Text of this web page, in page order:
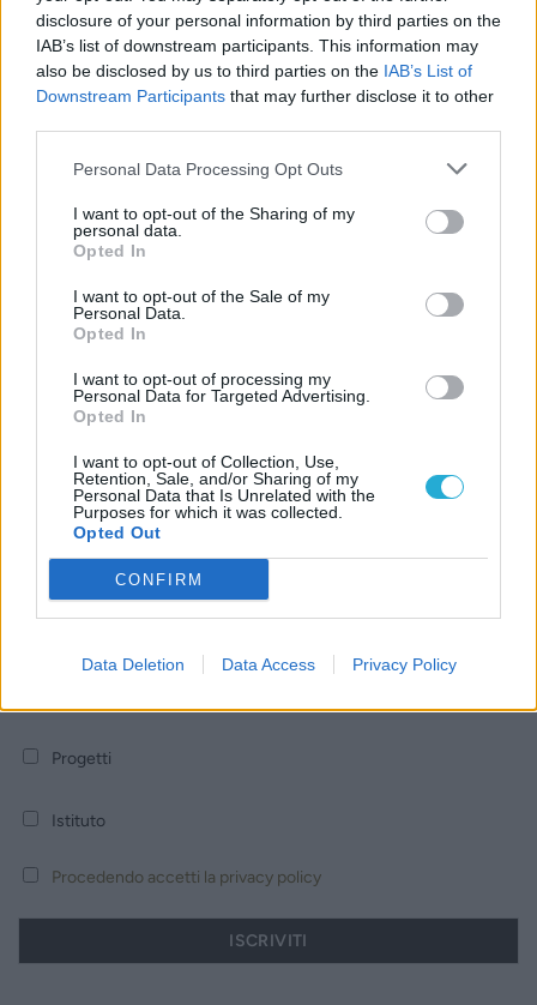
disclosure of your personal information by third parties on the
IAB’s list of downstream participants. This information may
also be disclosed by us to third parties on the IAB’s List of
Downstream Participants that may further disclose it to other
Personal Data Processing Opt Outs
I want to opt-out of the Sharing of my
personal data.
Opted In
I want to opt-out of the Sale of my
Personal Data.
Opted In
I want to opt-out of processing my
Personal Data for Targeted Advertising.
Opted In
I want to opt-out of Collection, Use,
Retention, Sale, and/or Sharing of my
Personal Data that Is Unrelated with the
Purposes for which it was collected.
Opted Out
CONFIRM
Data Deletion Data Access Privacy Policy
Ecologia dello Spirito
Novità dall'Associazione
Pubblicazioni
Vocazione
Email
Progetti
Istituto
Procedendo accetti la privacy policy